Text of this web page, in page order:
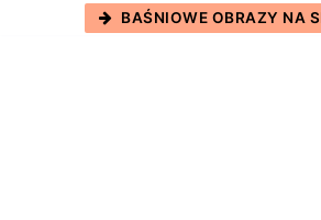
BAŚNIOWE OBRAZY NA